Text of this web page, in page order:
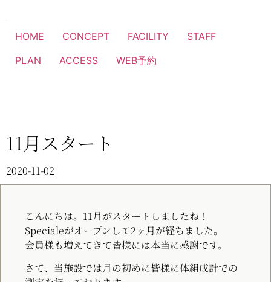
HOME CONCEPT FACILITY
STAFF
PLAN
ACCESS WEB予約
11月スタート
2020-11-02
こんにちは。11月がスタートしましたね！
Specialeがオープンして2ヶ月が経ちました。
会員様も増えてきて皆様には本当に感謝です。
さて、当施設では月の初めに皆様に体組成計での